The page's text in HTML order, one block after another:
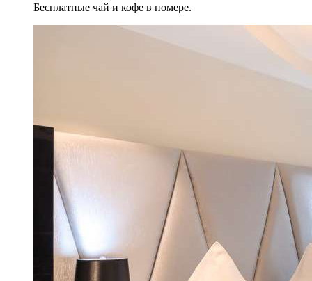
Бесплатные чай и кофе в номере.